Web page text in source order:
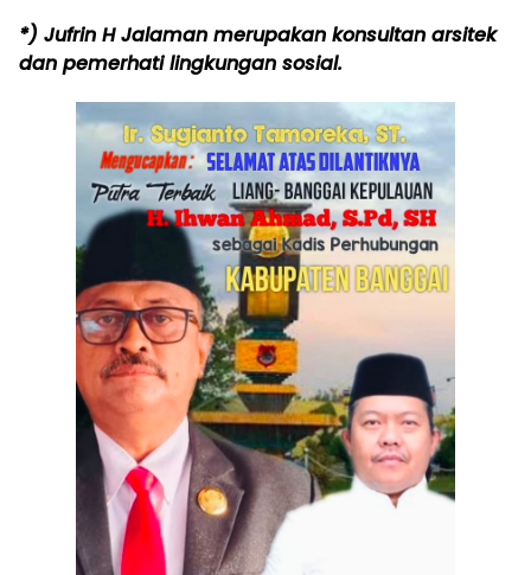
*) Jufrin H Jalaman merupakan konsultan arsitek
dan pemerhati lingkungan sosial.